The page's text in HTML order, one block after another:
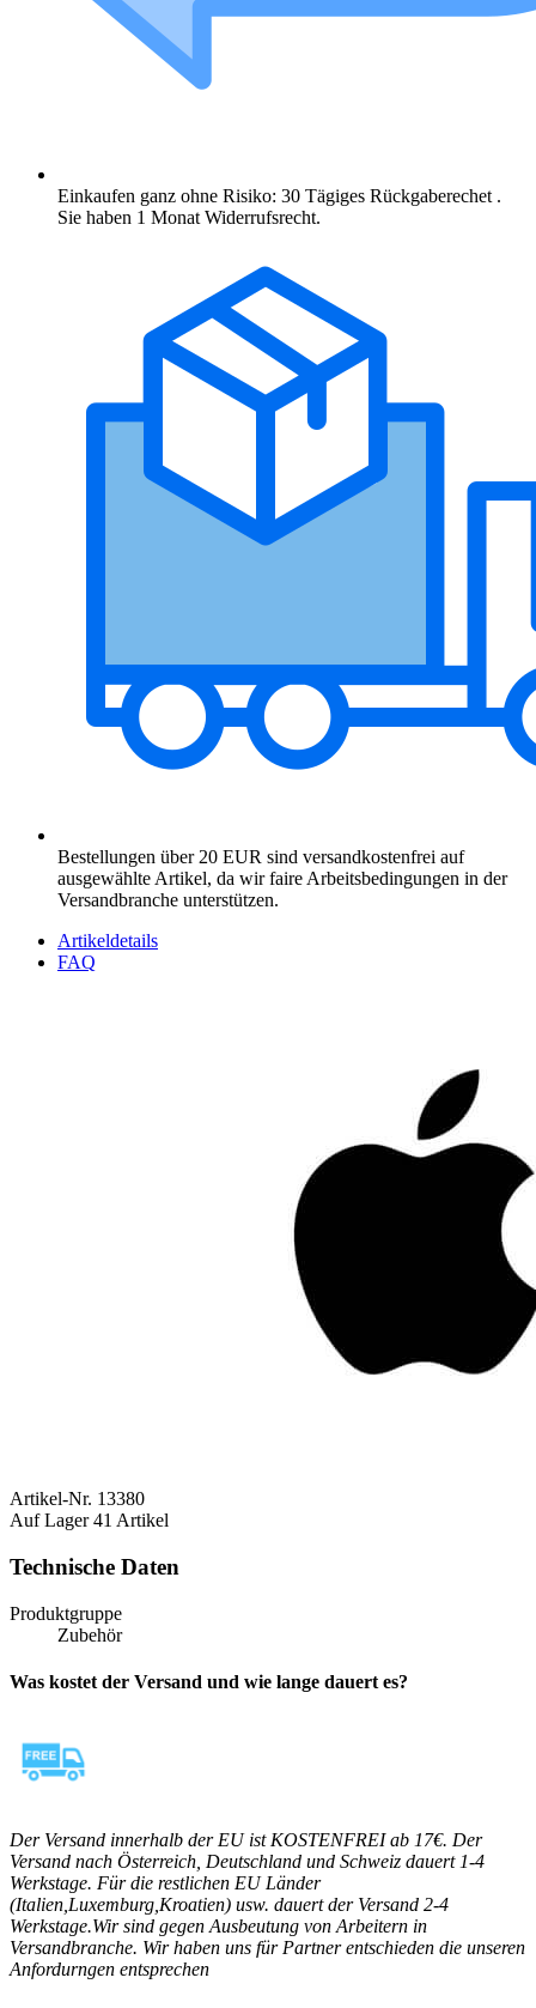
Einkaufen ganz ohne Risiko: 30 Tägiges Rückgaberechet .
Sie haben 1 Monat Widerrufsrecht.
Bestellungen über 20 EUR sind versandkostenfrei auf
ausgewählte Artikel, da wir faire Arbeitsbedingungen in der
Versandbranche unterstützen.
Artikeldetails
FAQ
Artikel-Nr. 13380
Auf Lager 41 Artikel
Technische Daten
Produktgruppe
Zubehör
Was kostet der Versand und wie lange dauert es?
Der Versand innerhalb der EU ist KOSTENFREI ab 17€. Der
Versand nach Österreich, Deutschland und Schweiz dauert 1-4
Werkstage. Für die restlichen EU Länder
(Italien,Luxemburg,Kroatien) usw. dauert der Versand 2-4
Werkstage.Wir sind gegen Ausbeutung von Arbeitern in
Versandbranche. Wir haben uns für Partner entschieden die unseren
Anfordurngen entsprechen